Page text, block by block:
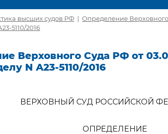
высших судов РФ | Определение
5110/2016
Верховного Суда РФ от
N А23-5110/2016
ВЕРХОВНЫЙ СУД РОССИЙСКОЙ
ОПРЕДЕЛЕНИЕ